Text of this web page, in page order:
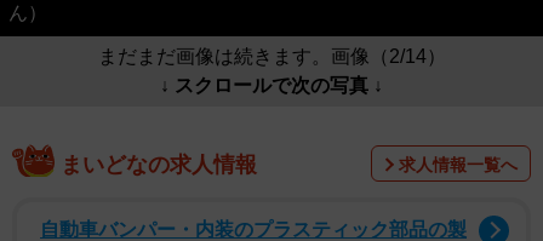
ん）
まだまだ画像は続きます。画像（2/14）
↓ スクロールで次の写真 ↓
まいどなの求人情報 求人情報一覧へ
自動車バンパー・内装のプラスティック部品の製